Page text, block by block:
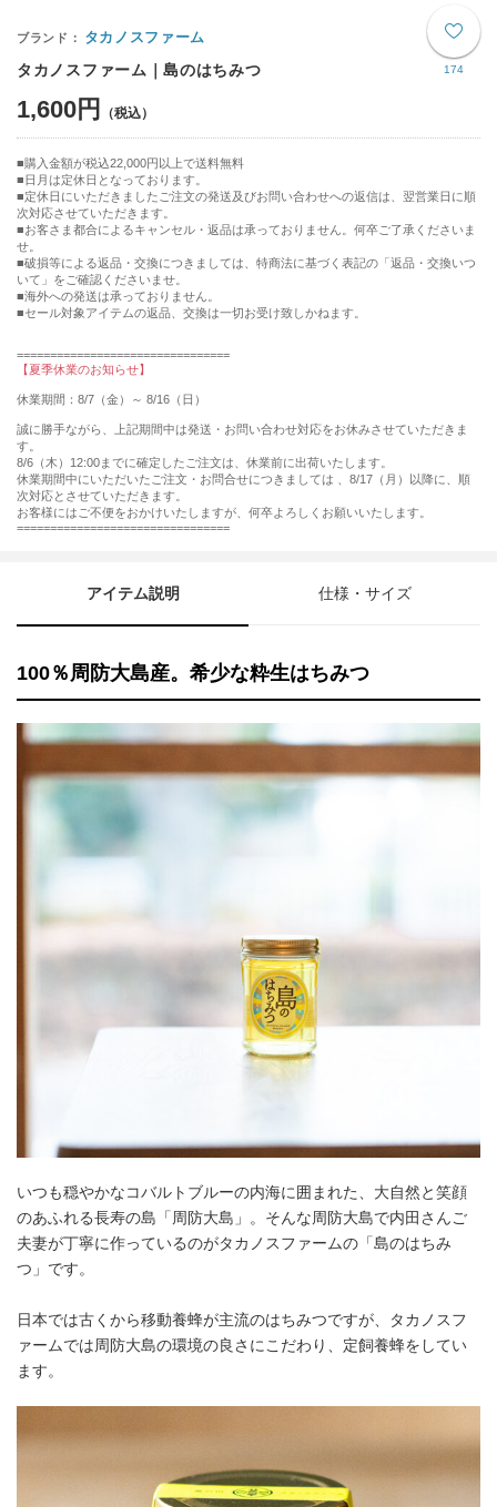
174
タカノスファーム
タカノスファーム｜島のはちみつ
1,600円
購入金額が税込22,000円以上で送料無料
日月は定休日となっております。
■定休日にいただきましたご注文の発送及びお問い合わせへの返信は、翌営業日に順
次対応させていただきます。
■お客さま都合によるキャンセル・返品は承っておりません。何卒ご了承くださいま
せ。
■破損等による返品・交換につきましては、特商法に基づく表記の「返品・交換いつ
いて」をご確認くださいませ。
■海外への発送は承っておりません。
■セール対象アイテムの返品、交換は一切お受け致しかねます。
================================
【夏季休業のお知らせ】
休業期間：8/7（金）～ 8/16（日）
誠に勝手ながら、上記期間中は発送・お問い合わせ対応をお休みさせていただきま
す。
8/6（木）12:00までに確定したご注文は、休業前に出荷いたします。
休業期間中にいただいたご注文・お問合せにつきましては 、8/17（月）以降に、順
次対応とさせていただきます。
お客様にはご不便をおかけいたしますが、何卒よろしくお願いいたします。
================================
アイテム説明 仕様・サイズ
100％周防大島産。希少な粋生はちみつ
いつも穏やかなコバルトブルーの内海に囲まれた、大自然と笑顔
のあふれる長寿の島「周防大島」。そんな周防大島で内田さんご
夫妻が丁寧に作っているのがタカノスファームの「島のはちみ
つ」です。
日本では古くから移動養蜂が主流のはちみつですが、タカノスフ
ァームでは周防大島の環境の良さにこだわり、定飼養蜂をしてい
ます。